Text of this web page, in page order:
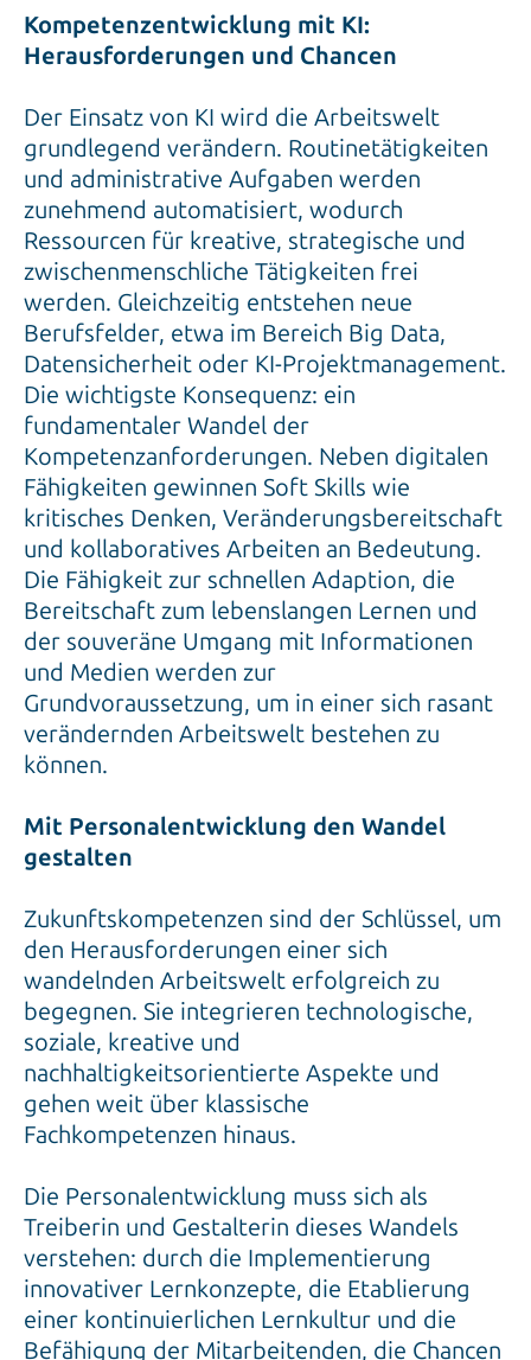
Kompetenzentwicklung mit KI:
Herausforderungen und Chancen
Der Einsatz von KI wird die Arbeitswelt
grundlegend verändern. Routinetätigkeiten
und administrative Aufgaben werden
zunehmend automatisiert, wodurch
Ressourcen für kreative, strategische und
zwischenmenschliche Tätigkeiten frei
werden. Gleichzeitig entstehen neue
Berufsfelder, etwa im Bereich Big Data,
Datensicherheit oder KI-Projektmanagement.
Die wichtigste Konsequenz: ein
fundamentaler Wandel der
Kompetenzanforderungen. Neben digitalen
Fähigkeiten gewinnen Soft Skills wie
kritisches Denken, Veränderungsbereitschaft
und kollaboratives Arbeiten an Bedeutung.
Die Fähigkeit zur schnellen Adaption, die
Bereitschaft zum lebenslangen Lernen und
der souveräne Umgang mit Informationen
und Medien werden zur
Grundvoraussetzung, um in einer sich rasant
verändernden Arbeitswelt bestehen zu
können.
Mit Personalentwicklung den Wandel
gestalten
Zukunftskompetenzen sind der Schlüssel, um
den Herausforderungen einer sich
wandelnden Arbeitswelt erfolgreich zu
begegnen. Sie integrieren technologische,
soziale, kreative und
nachhaltigkeitsorientierte Aspekte und
gehen weit über klassische
Fachkompetenzen hinaus.
Die Personalentwicklung muss sich als
Treiberin und Gestalterin dieses Wandels
verstehen: durch die Implementierung
innovativer Lernkonzepte, die Etablierung
einer kontinuierlichen Lernkultur und die
Befähigung der Mitarbeitenden, die Chancen